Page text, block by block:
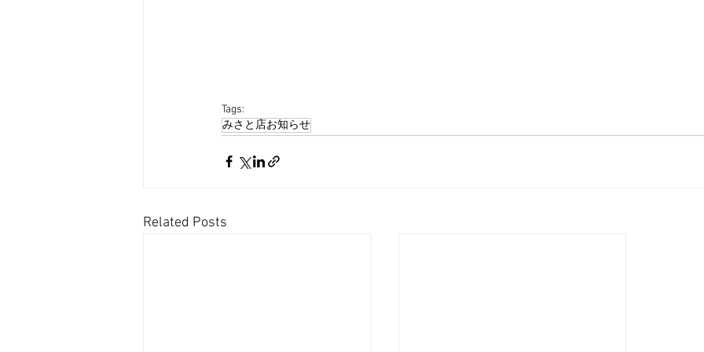
Tags:
みさと店お知らせ
Related Posts